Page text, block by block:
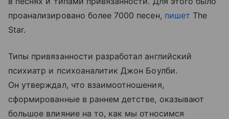
проанализировано более 7000 песен, пишет The
Star.
Типы привязанности разработал английский
психиатр и психоаналитик Джон Боулби.
Он утверждал, что взаимоотношения,
сформированные в раннем детстве, оказывают
большое влияние на то, как мы относимся